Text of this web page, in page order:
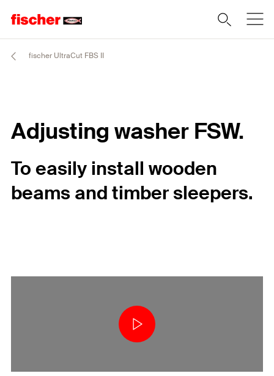
fischer UltraCut FBS II
Adjusting washer FSW.
To easily install wooden
beams and timber sleepers.